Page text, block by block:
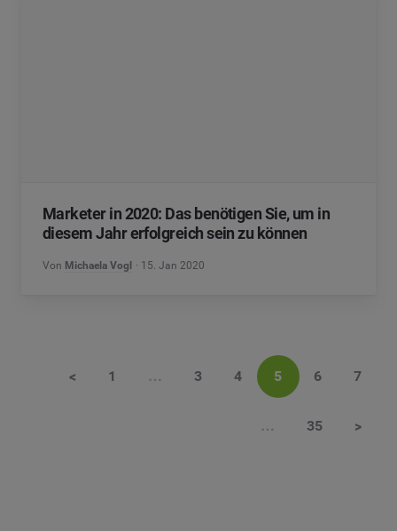
Marketer in 2020: Das benötigen Sie, um in
diesem Jahr erfolgreich sein zu können
Von Michaela Vogl 15. Jan 2020
< 1 … 3 4 5 6 7
… 35 >